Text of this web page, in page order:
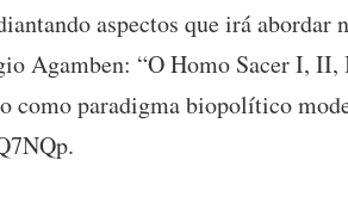
aspectos que irá abordar
Agamben: “O Homo Sacer I,
como paradigma biopolítico